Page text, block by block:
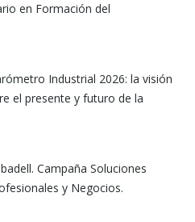
en Formación del
Industrial 2026: la visión
el presente y futuro de la
Campaña Soluciones
y Negocios.